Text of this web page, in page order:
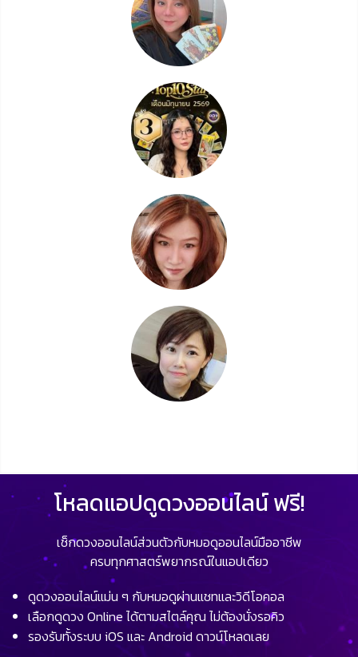
โหลดแอปดูดวงออนไลน์ ฟรี!
เช็กดวงออนไลน์ส่วนตัวกับหมอดูออนไลน์มืออาชีพ
ครบทุกศาสตร์พยากรณ์ในแอปเดียว
ดูดวงออนไลน์แม่น ๆ กับหมอดูผ่านแชทและวิดีโอคอล
เลือกดูดวง Online ได้ตามสไตล์คุณ ไม่ต้องนั่งรอคิว
รองรับทั้งระบบ iOS และ Android ดาวน์โหลดเลย